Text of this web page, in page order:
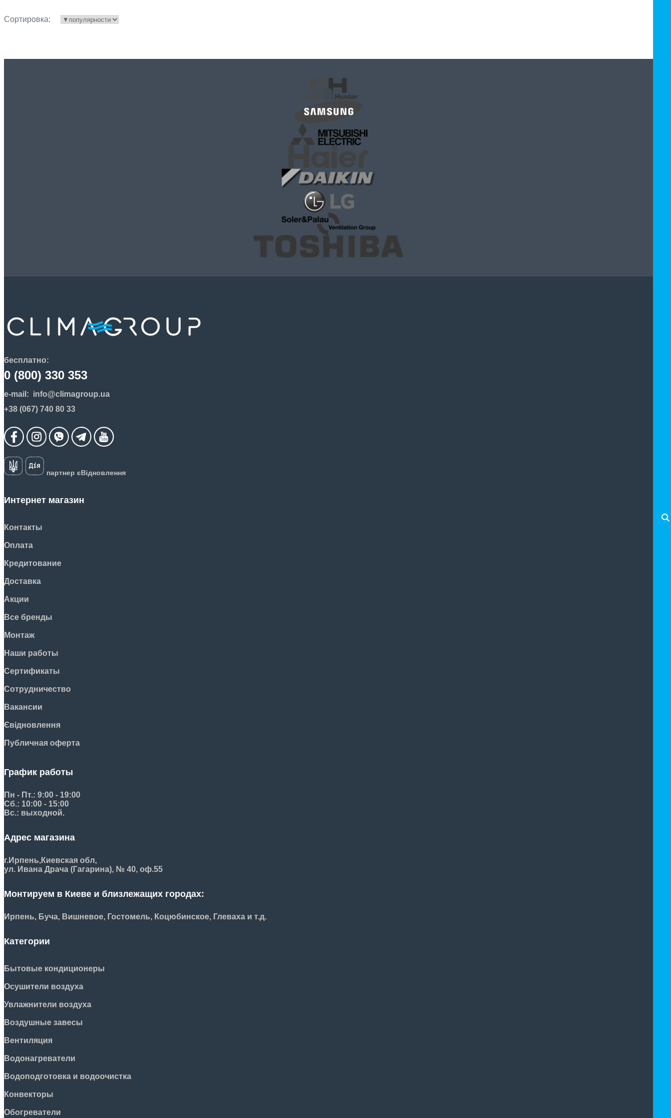
Сортировка:
бесплатно:
0 (800) 330 353
e-mail: info@climagroup.ua
+38 (067) 740 80 33
партнер єВідновлення
Интернет магазин
Контакты
Оплата
Кредитование
Доставка
Акции
Все бренды
Монтаж
Наши работы
Сертификаты
Сотрудничество
Вакансии
Євідновлення
Публичная оферта
График работы
Пн - Пт.: 9:00 - 19:00
Сб.: 10:00 - 15:00
Вс.: выходной.
Адрес магазина
г.Ирпень,Киевская обл,
ул. Ивана Драча (Гагарина), № 40, оф.55
Монтируем в Киеве и близлежащих городах:
Ирпень, Буча, Вишневое, Гостомель, Коцюбинское, Глеваха и т.д.
Категории
Бытовые кондиционеры
Осушители воздуха
Увлажнители воздуха
Воздушные завесы
Вентиляция
Водонагреватели
Водоподготовка и водоочистка
Конвекторы
Обогреватели